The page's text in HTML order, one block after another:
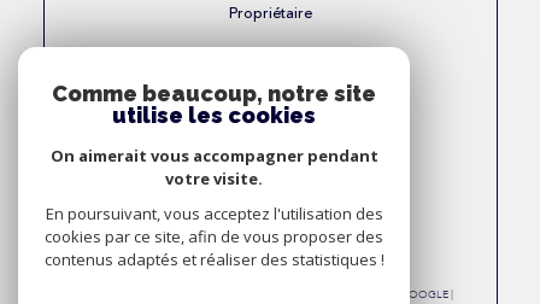
Propriétaire
Adhérons
© 2026 | TOUS DROITS RÉSERVÉS | TRADUCTION POWERED BY GOOGLE |
Comme beaucoup, notre site
utilise les cookies
On aimerait vous accompagner pendant
votre visite.
En poursuivant, vous acceptez l'utilisation des
cookies par ce site, afin de vous proposer des
contenus adaptés et réaliser des statistiques !